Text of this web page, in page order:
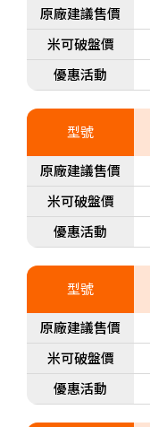
原廠建議售價
米可破盤價
優惠活動
型號
原廠建議售價
米可破盤價
優惠活動
型號
原廠建議售價
米可破盤價
優惠活動